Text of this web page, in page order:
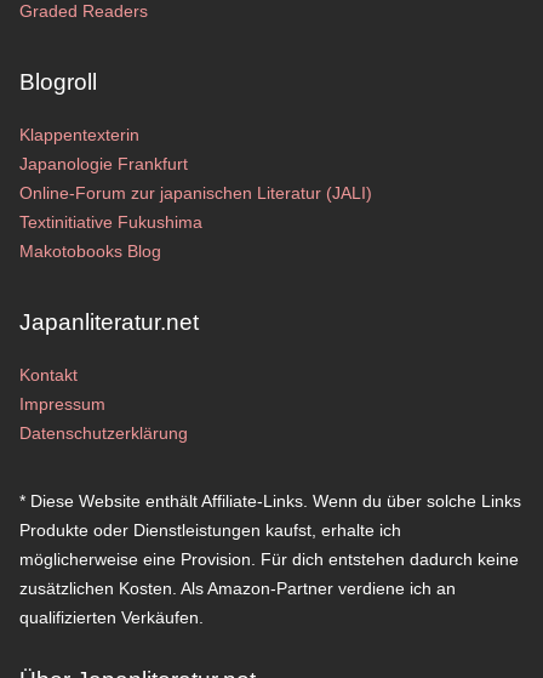
Graded Readers
Blogroll
Klappentexterin
Japanologie Frankfurt
Online-Forum zur japanischen Literatur (JALI)
Textinitiative Fukushima
Makotobooks Blog
Japanliteratur.net
Kontakt
Impressum
Datenschutzerklärung
* Diese Website enthält Affiliate-Links. Wenn du über solche Links
Produkte oder Dienstleistungen kaufst, erhalte ich
möglicherweise eine Provision. Für dich entstehen dadurch keine
zusätzlichen Kosten. Als Amazon-Partner verdiene ich an
qualifizierten Verkäufen.